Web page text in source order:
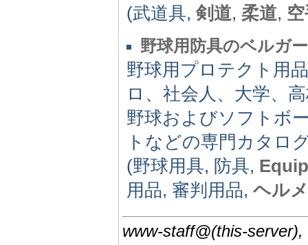
(武道具, 剣道, 柔道,
野球用防具のベルガ
野球用プロテクト用
ロ、社会人、大学、
野球およびソフトボ
トなどの専門カタロ
(野球用具, 防具,
用品, 審判用品, ヘル
www-staff@(this-